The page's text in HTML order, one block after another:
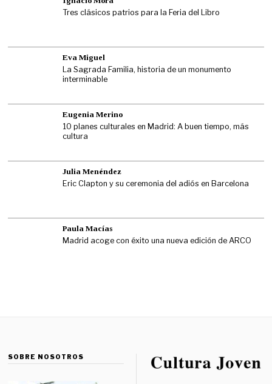
Tres clásicos patrios para la Feria del Libro
Eva Miguel
La Sagrada Familia, historia de un monumento
interminable
Eugenia Merino
10 planes culturales en Madrid: A buen tiempo, más
cultura
Julia Menéndez
Eric Clapton y su ceremonia del adiós en Barcelona
Paula Macías
Madrid acoge con éxito una nueva edición de ARCO
SOBRE NOSOTROS